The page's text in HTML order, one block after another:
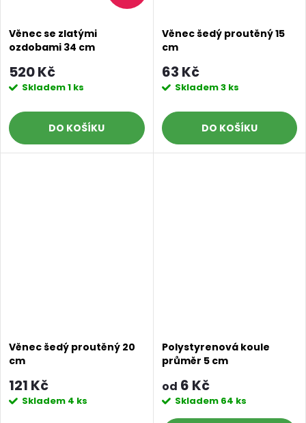
Věnec se zlatými
ozdobami 34 cm
520 Kč
Skladem1 ks
DO KOŠÍKU
Věnec šedý proutěný 15
cm
63 Kč
Skladem3 ks
DO KOŠÍKU
Věnec šedý proutěný 20
cm
121 Kč
Skladem 4 ks
Polystyrenová koule
průměr 5 cm
od 6 Kč
Skladem 64 ks